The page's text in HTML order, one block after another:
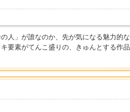
人」が誰なのか、先が気になる魅力的な
要素がてんこ盛りの、きゅんとする作品